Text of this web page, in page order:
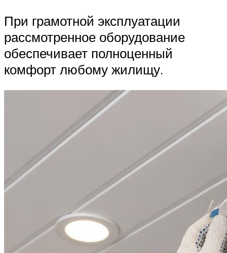
При грамотной эксплуатации
рассмотренное оборудование
обеспечивает полноценный
комфорт любому жилищу.